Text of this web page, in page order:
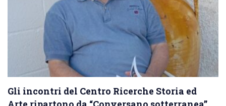
Gli incontri del Centro Ricerche Storia ed